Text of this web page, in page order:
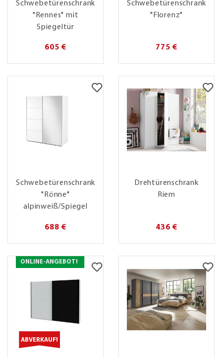
Schwebetürenschrank
"Rennes" mit
Spiegeltür
605 €
Schwebetürenschrank
"Florenz"
775 €
Schwebetürenschrank
"Rönne"
alpinweiß/Spiegel
688 €
Drehtürenschrank
Riem
436 €
ONLINE-ANGEBOT!
ABVERKAUF!